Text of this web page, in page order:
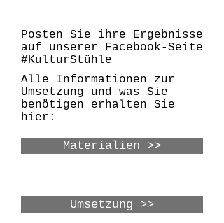
Posten Sie ihre Ergebnisse
auf unserer Facebook-Seite
#KulturStühle
Alle Informationen zur
Umsetzung und was Sie
benötigen erhalten Sie
hier:
Umsetzung >>
Materialien >>